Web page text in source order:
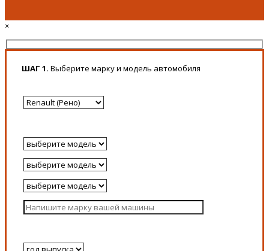
×
ШАГ 1. Выберите марку и модель автомобиля